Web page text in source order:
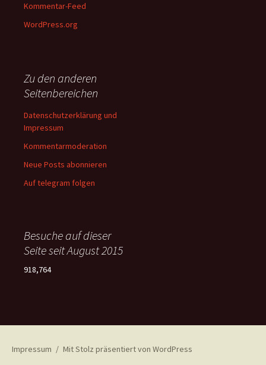
Kommentar-Feed
WordPress.org
Zu den anderen
Seitenbereichen
Datenschutzerklärung und
Impressum
Kommentarmoderation
Neue Posts abonnieren
Auf telegram folgen
Besuche auf dieser
Seite seit August 2015
918,764
Impressum Mit Stolz präsentiert von WordPress